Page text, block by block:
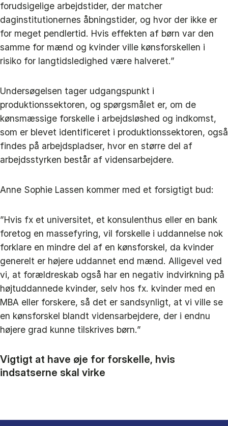
forudsigelige arbejdstider, der matcher
daginstitutionernes åbningstider, og hvor der ikke er
for meget pendlertid. Hvis effekten af børn var den
samme for mænd og kvinder ville kønsforskellen i
risiko for langtidsledighed være halveret.”
Undersøgelsen tager udgangspunkt i
produktionssektoren, og spørgsmålet er, om de
kønsmæssige forskelle i arbejdsløshed og indkomst,
som er blevet identificeret i produktionssektoren, også
findes på arbejdspladser, hvor en større del af
arbejdsstyrken består af vidensarbejdere.
Anne Sophie Lassen kommer med et forsigtigt bud:
”Hvis fx et universitet, et konsulenthus eller en bank
foretog en massefyring, vil forskelle i uddannelse nok
forklare en mindre del af en kønsforskel, da kvinder
generelt er højere uddannet end mænd. Alligevel ved
vi, at forældreskab også har en negativ indvirkning på
højtuddannede kvinder, selv hos fx. kvinder med en
MBA eller forskere, så det er sandsynligt, at vi ville se
en kønsforskel blandt vidensarbejdere, der i endnu
højere grad kunne tilskrives børn.”
Vigtigt at have øje for forskelle, hvis
indsatserne skal virke